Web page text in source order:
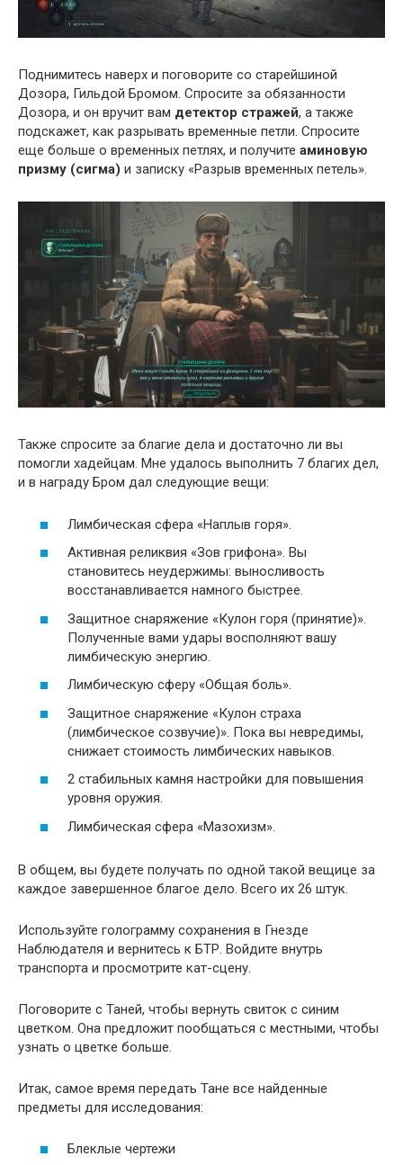
Поднимитесь наверх и поговорите со старейшиной
Дозора, Гильдой Бромом. Спросите за обязанности
Дозора, и он вручит вам детектор стражей, а также
подскажет, как разрывать временные петли. Спросите
еще больше о временных петлях, и получите аминовую
призму (сигма) и записку «Разрыв временных петель».
Также спросите за благие дела и достаточно ли вы
помогли хадейцам. Мне удалось выполнить 7 благих дел,
и в награду Бром дал следующие вещи:
Лимбическая сфера «Наплыв горя».
Активная реликвия «Зов грифона». Вы
становитесь неудержимы: выносливость
восстанавливается намного быстрее.
Защитное снаряжение «Кулон горя (принятие)».
Полученные вами удары восполняют вашу
лимбическую энергию.
Лимбическую сферу «Общая боль».
Защитное снаряжение «Кулон страха
(лимбическое созвучие)». Пока вы невредимы,
снижает стоимость лимбических навыков.
2 стабильных камня настройки для повышения
уровня оружия.
Лимбическая сфера «Мазохизм».
В общем, вы будете получать по одной такой вещице за
каждое завершенное благое дело. Всего их 26 штук.
Используйте голограмму сохранения в Гнезде
Наблюдателя и вернитесь к БТР. Войдите внутрь
транспорта и просмотрите кат-сцену.
Поговорите с Таней, чтобы вернуть свиток с синим
цветком. Она предложит пообщаться с местными, чтобы
узнать о цветке больше.
Итак, самое время передать Тане все найденные
предметы для исследования:
Блеклые чертежи